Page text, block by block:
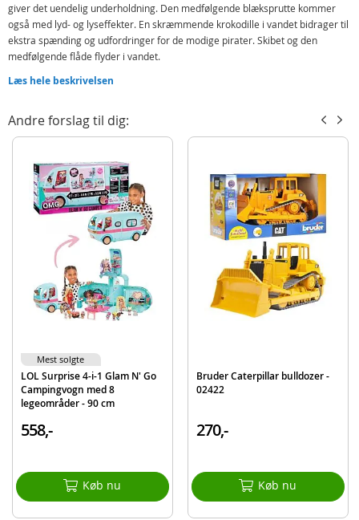
giver det uendelig underholdning. Den medfølgende blæksprutte kommer
også med lyd- og lyseffekter. En skræmmende krokodille i vandet bidrager til
ekstra spænding og udfordringer for de modige pirater. Skibet og den
medfølgende flåde flyder i vandet.
Indeholder:
Mini legetøjsbil
Og mere
Detaljer:
Mål: 41,5 cm (L)
Batterikrav: 2 x AAA-batterier (demo inkluderet)
Alder: fra 3 år
Produktdetaljer
Model
Læs hele beskrivelsen
Andre forslag til dig:
LOL Surprise 4-i-1 Glam N' Go
Campingvogn med 8
legeområder - 90 cm
558,-
Køb nu
Mest solgte
Bruder Caterpillar bulldozer -
02422
270,-
Køb nu